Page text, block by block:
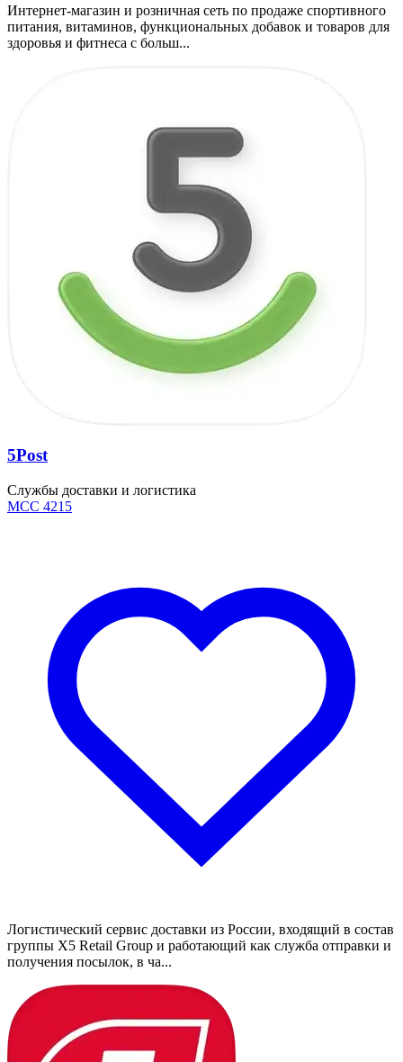
Интернет-магазин и розничная сеть по продаже спортивного
питания, витаминов, функциональных добавок и товаров для
здоровья и фитнеса с больш...
5Post
Службы доставки и логистика
MCC 4215
Логистический сервис доставки из России, входящий в состав
группы X5 Retail Group и работающий как служба отправки и
получения посылок, в ча...